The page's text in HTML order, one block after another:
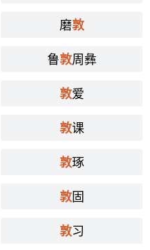
磨敦
鲁敦周彝
敦爱
敦课
敦琢
敦固
敦习